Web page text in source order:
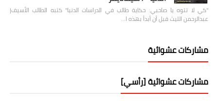
"كي لا تتوه يا صاحبي: حكاية طالب في الدراسات الدنيا" كتبه الطالب الأسيف|
عبدالرحمن الليث قبل أن أبدأ بهذه ا…
مشاركات عشوائية
مشاركات عشوائية [رأسي]